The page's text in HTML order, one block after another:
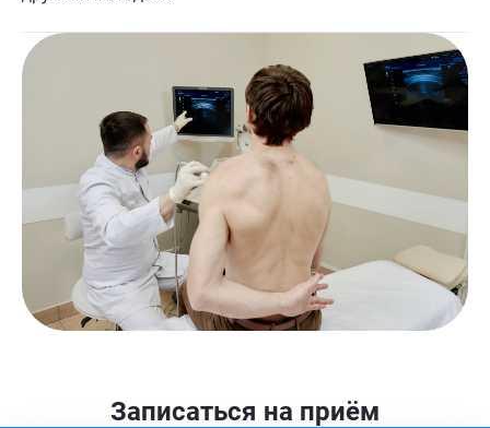
Записаться на приём